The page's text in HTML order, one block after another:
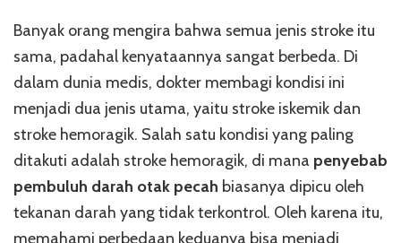
Banyak orang mengira bahwa semua jenis stroke itu
sama, padahal kenyataannya sangat berbeda. Di
dalam dunia medis, dokter membagi kondisi ini
menjadi dua jenis utama, yaitu stroke iskemik dan
stroke hemoragik. Salah satu kondisi yang paling
ditakuti adalah stroke hemoragik, di mana penyebab
pembuluh darah otak pecah biasanya dipicu oleh
tekanan darah yang tidak terkontrol. Oleh karena itu,
memahami perbedaan keduanya bisa menjadi